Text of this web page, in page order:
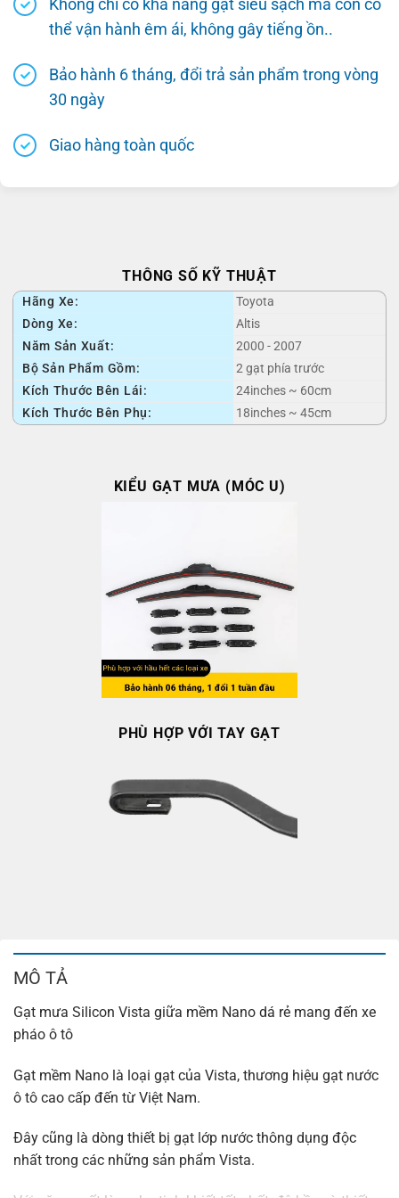
Không chỉ có khả năng gạt siêu sạch mà còn có
thể vận hành êm ái, không gây tiếng ồn..
Bảo hành 6 tháng, đổi trả sản phẩm trong vòng
30 ngày
Giao hàng toàn quốc
THÔNG SỐ KỸ THUẬT
Hãng Xe:
Toyota
Dòng Xe:
Altis
Năm Sản Xuất:
2000 - 2007
Bộ Sản Phẩm Gồm:
2 gạt phía trước
Kích Thước Bên Lái:
24inches ~ 60cm
Kích Thước Bên Phụ:
18inches ~ 45cm
KIỂU GẠT MƯA (MÓC U)
PHÙ HỢP VỚI TAY GẠT
MÔ TẢ
Gạt mưa Silicon Vista giữa mềm Nano dá rẻ mang đến xe
pháo ô tô
Gạt mềm Nano là loại gạt của Vista, thương hiệu gạt nước
ô tô cao cấp đến từ Việt Nam.
Đây cũng là dòng thiết bị gạt lớp nước thông dụng độc
nhất trong các những sản phẩm Vista.